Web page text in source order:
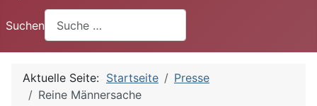
Suchen
Aktuelle Seite: Startseite
Presse
Reine Männersache